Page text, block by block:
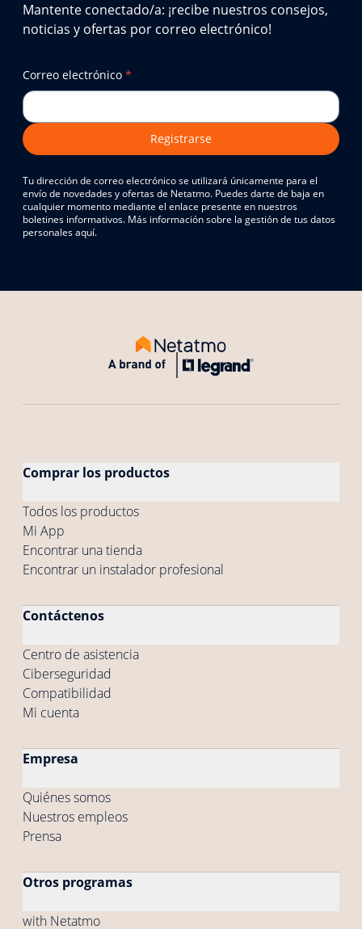
Mantente conectado/a: ¡recibe nuestros consejos,
noticias y ofertas por correo electrónico!
Correo electrónico *
Registrarse
Tu dirección de correo electrónico se utilizará únicamente para el
envío de novedades y ofertas de Netatmo. Puedes darte de baja en
cualquier momento mediante el enlace presente en nuestros
boletines informativos. Más información sobre la gestión de tus datos
personales aquí.
Comprar los productos
Todos los productos
Mi App
Encontrar una tienda
Encontrar un instalador profesional
Contáctenos
Centro de asistencia
Ciberseguridad
Compatibilidad
Mi cuenta
Empresa
Quiénes somos
Nuestros empleos
Prensa
Otros programas
with Netatmo